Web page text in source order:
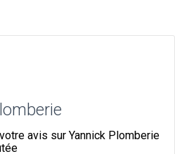
avis sur Yannick Plomberie